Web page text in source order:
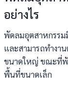
อย่างไร
พัดลมอุตสาหกรรม
และสามารถทำงา
ขนาดใหญ่ ขณะที่พั
พื้นที่ขนาดเล็ก